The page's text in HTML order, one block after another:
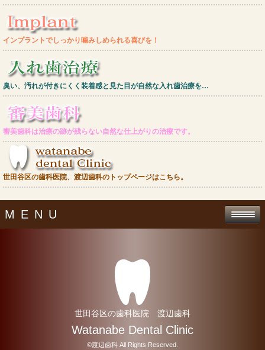
インプラントでしっかり噛みしめられる喜びを！
臭い、汚れが付きにくく装着感と見た目が自然な入れ歯治療を…
審美歯科は治療の跡が残らない自然な仕上がりの治療です。
世田谷区の歯科医院、渡辺歯科のトップページはこちら。
MENU
世田谷区の歯科医院 渡辺歯科
Watanabe Dental Clinic
©渡辺歯科 All Rights Reserved.